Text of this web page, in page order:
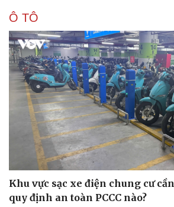
Ô TÔ
Khu vực sạc xe điện chung cư
quy định an toàn PCCC nào?